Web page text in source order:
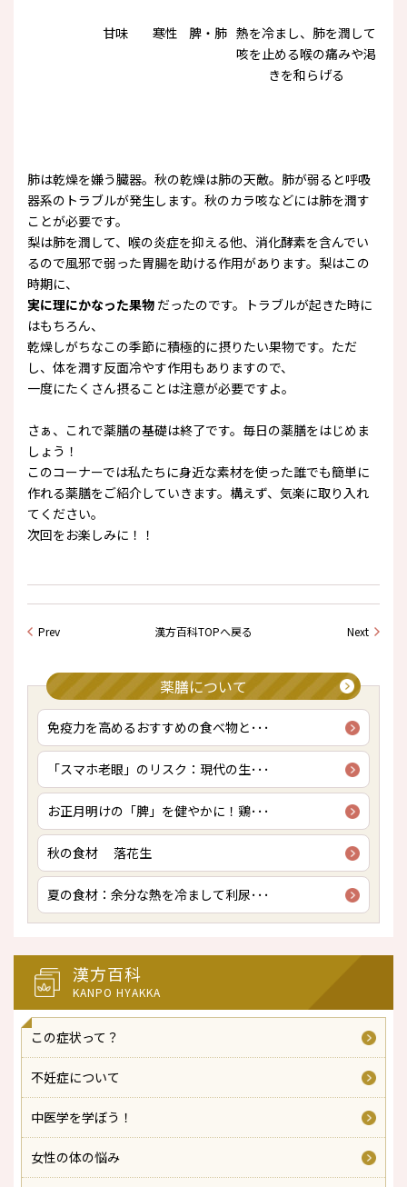
甘味 寒性 脾・肺 熱を冷まし、肺を潤して
咳を止める喉の痛みや渇
きを和らげる
肺は乾燥を嫌う臓器。秋の乾燥は肺の天敵。肺が弱ると呼吸
器系のトラブルが発生します。秋のカラ咳などには肺を潤す
ことが必要です。
梨は肺を潤して、喉の炎症を抑える他、消化酵素を含んでい
るので風邪で弱った胃腸を助ける作用があります。梨はこの
時期に、
実に理にかなった果物 だったのです。トラブルが起きた時に
はもちろん、
乾燥しがちなこの季節に積極的に摂りたい果物です。ただ
し、体を潤す反面冷やす作用もありますので、
一度にたくさん摂ることは注意が必要ですよ。
さぁ、これで薬膳の基礎は終了です。毎日の薬膳をはじめま
しょう！
このコーナーでは私たちに身近な素材を使った誰でも簡単に
作れる薬膳をご紹介していきます。構えず、気楽に取り入れ
てください。
次回をお楽しみに！！
Prev 漢方百科TOPへ戻る Next
薬膳について
免疫力を高めるおすすめの食べ物と･･･
「スマホ老眼」のリスク：現代の生･･･
お正月明けの「脾」を健やかに！鶏･･･
秋の食材 落花生
夏の食材：余分な熱を冷まして利尿･･･
漢方百科
KANPO HYAKKA
この症状って？
不妊症について
中医学を学ぼう！
女性の体の悩み